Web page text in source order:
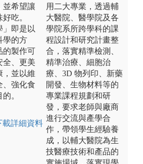
並希望讓
吃。
」即是以
學的方
的製作可
全、更美
，並以維
、強化食
。
載詳細資料
用二大專業，透過輔
大醫院、醫學院及各
學院系所跨學科的課
程設計和研究計畫整
合，落實精準檢測、
精準治療、細胞治
療、3D 物列印、新藥
開發、生物材料等的
專業課程規劃和研
發，要求老師與廠商
進行交流與產學合
作，帶領學生經驗養
成，以輔大醫院為生
技醫療技術和產品的